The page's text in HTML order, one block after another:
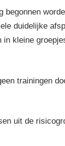
begonnen
duidelijke
in kleine
trainingen
uit de